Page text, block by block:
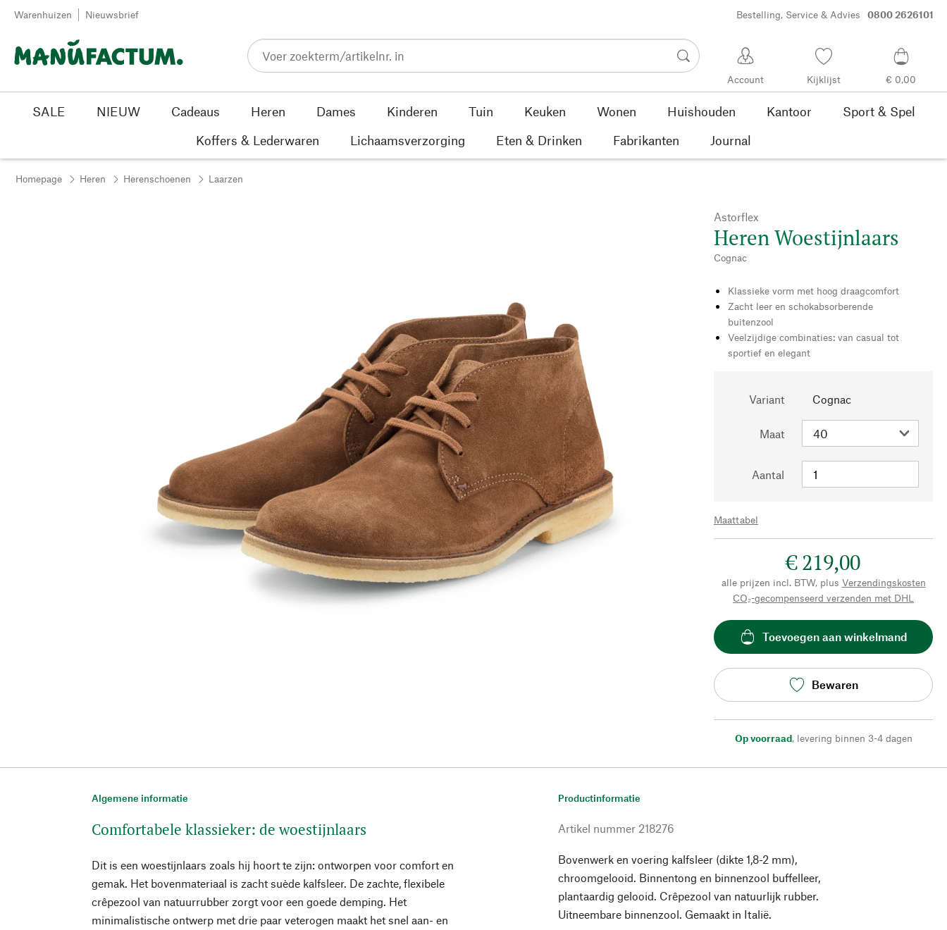
Passer au contenu
Warenhuizen Nieuwsbrief Bestelling, Service & Advies 0800 2626101
Account Kijklijst € 0,00
SALE NIEUW Cadeaus Heren Dames Kinderen Tuin Keuken Wonen Huishouden Kantoor
Sport & Spel
Koffers & Lederwaren
Lichaamsverzorging Eten & Drinken Fabrikanten Journal
Homepage Heren Herenschoenen Laarzen
Astorflex
Heren Woestijnlaars
Cognac
Klassieke vorm met hoog draagcomfort
Zacht leer en schokabsorberende
buitenzool
Veelzijdige combinaties: van casual tot
sportief en elegant
Variant Cognac
Maat
Aantal
Maattabel
€ 219,00
alle prijzen incl. BTW, plus Verzendingskosten
CO₂-gecompenseerd verzenden met DHL
Toevoegen aan winkelmand
Bewaren
Op voorraad, levering binnen 3-4 dagen
Algemene informatie
Comfortabele klassieker: de woestijnlaars
Dit is een woestijnlaars zoals hij hoort te zijn: ontworpen voor comfort en
gemak. Het bovenmateriaal is zacht suède kalfsleer. De zachte, flexibele
crêpezool van natuurrubber zorgt voor een goede demping. Het
minimalistische ontwerp met drie paar veterogen maakt het snel aan- en
Productinformatie
Artikel nummer 218276
Bovenwerk en voering kalfsleer (dikte 1,8-2 mm),
chroomgelooid. Binnentong en binnenzool buffelleer,
plantaardig gelooid. Crêpezool van natuurlijk rubber.
Uitneembare binnenzool. Gemaakt in Italië.